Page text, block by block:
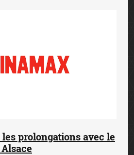
prolongations avec le